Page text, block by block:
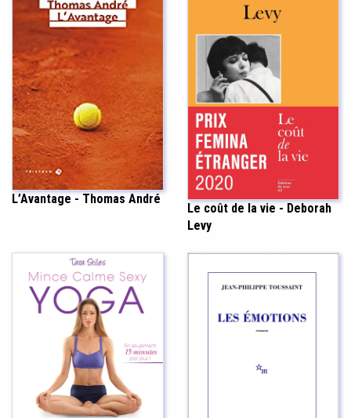
L’Avantage - Thomas André
Le coût de la vie - Deborah
Levy